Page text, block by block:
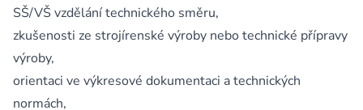
SŠ/VŠ vzdělání technického směru,
zkušenosti ze strojírenské výroby nebo technické přípravy
výroby,
orientaci ve výkresové dokumentaci a technických
normách,